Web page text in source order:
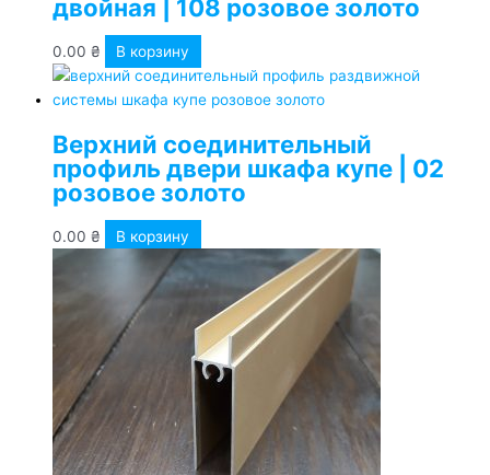
двойная | 108 розовое золото
0.00 ₴ В корзину
Верхний соединительный
профиль двери шкафа купе | 02
розовое золото
0.00 ₴ В корзину